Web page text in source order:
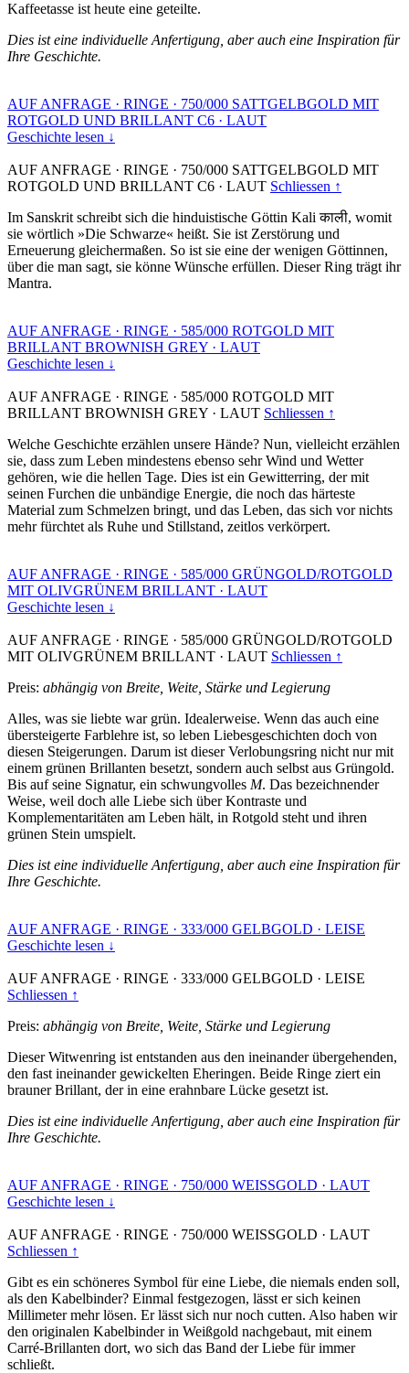
Kaffeetasse ist heute eine geteilte.
Dies ist eine individuelle Anfertigung, aber auch eine Inspiration für
Ihre Geschichte.
AUF ANFRAGE · RINGE · 750/000 SATTGELBGOLD MIT
ROTGOLD UND BRILLANT C6 · LAUT
Geschichte lesen ↓
AUF ANFRAGE · RINGE · 750/000 SATTGELBGOLD MIT
ROTGOLD UND BRILLANT C6 · LAUT Schliessen ↑
Im Sanskrit schreibt sich die hinduistische Göttin Kali काली, womit
sie wörtlich »Die Schwarze« heißt. Sie ist Zerstörung und
Erneuerung gleichermaßen. So ist sie eine der wenigen Göttinnen,
über die man sagt, sie könne Wünsche erfüllen. Dieser Ring trägt ihr
Mantra.
AUF ANFRAGE · RINGE · 585/000 ROTGOLD MIT
BRILLANT BROWNISH GREY · LAUT
Geschichte lesen ↓
AUF ANFRAGE · RINGE · 585/000 ROTGOLD MIT
BRILLANT BROWNISH GREY · LAUT Schliessen ↑
Welche Geschichte erzählen unsere Hände? Nun, vielleicht erzählen
sie, dass zum Leben mindestens ebenso sehr Wind und Wetter
gehören, wie die hellen Tage. Dies ist ein Gewitterring, der mit
seinen Furchen die unbändige Energie, die noch das härteste
Material zum Schmelzen bringt, und das Leben, das sich vor nichts
mehr fürchtet als Ruhe und Stillstand, zeitlos verkörpert.
AUF ANFRAGE · RINGE · 585/000 GRÜNGOLD/ROTGOLD
MIT OLIVGRÜNEM BRILLANT · LAUT
Geschichte lesen ↓
AUF ANFRAGE · RINGE · 585/000 GRÜNGOLD/ROTGOLD
MIT OLIVGRÜNEM BRILLANT · LAUT Schliessen ↑
Preis: abhängig von Breite, Weite, Stärke und Legierung
Alles, was sie liebte war grün. Idealerweise. Wenn das auch eine
übersteigerte Farblehre ist, so leben Liebesgeschichten doch von
diesen Steigerungen. Darum ist dieser Verlobungsring nicht nur mit
einem grünen Brillanten besetzt, sondern auch selbst aus Grüngold.
Bis auf seine Signatur, ein schwungvolles M. Das bezeichnender
Weise, weil doch alle Liebe sich über Kontraste und
Komplementaritäten am Leben hält, in Rotgold steht und ihren
grünen Stein umspielt.
Dies ist eine individuelle Anfertigung, aber auch eine Inspiration für
Ihre Geschichte.
AUF ANFRAGE · RINGE · 333/000 GELBGOLD · LEISE
Geschichte lesen ↓
AUF ANFRAGE · RINGE · 333/000 GELBGOLD · LEISE
Schliessen ↑
Preis: abhängig von Breite, Weite, Stärke und Legierung
Dieser Witwenring ist entstanden aus den ineinander übergehenden,
den fast ineinander gewickelten Eheringen. Beide Ringe ziert ein
brauner Brillant, der in eine erahnbare Lücke gesetzt ist.
Dies ist eine individuelle Anfertigung, aber auch eine Inspiration für
Ihre Geschichte.
AUF ANFRAGE · RINGE · 750/000 WEISSGOLD · LAUT
Geschichte lesen ↓
AUF ANFRAGE · RINGE · 750/000 WEISSGOLD · LAUT
Schliessen ↑
Gibt es ein schöneres Symbol für eine Liebe, die niemals enden soll,
als den Kabelbinder? Einmal festgezogen, lässt er sich keinen
Millimeter mehr lösen. Er lässt sich nur noch cutten. Also haben wir
den originalen Kabelbinder in Weißgold nachgebaut, mit einem
Carré-Brillanten dort, wo sich das Band der Liebe für immer
schließt.